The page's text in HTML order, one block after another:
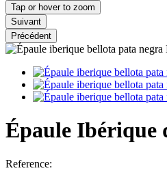
Tap or hover to zoom
Suivant
Précédent
Épaule Ibérique
Reference: